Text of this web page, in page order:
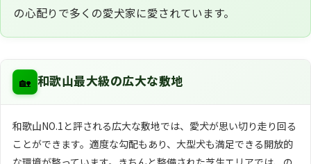
の心配りで多くの愛犬家に愛されています。
🏡 和歌山最大級の広大な敷地
和歌山NO.1と評される広大な敷地では、愛犬が思い切り走り回る
ことができます。適度な勾配もあり、大型犬も満足できる開放的